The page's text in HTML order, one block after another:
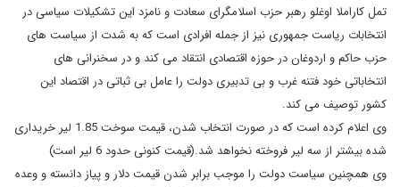
تمل کاراملا اوغلو رهبر حزب اسلامگرای سعادت و نامزد این تشکیلات سیاسی در
انتخابات ریاست جمهوری نیز از جمله افرادی است که به شدت از سیاست های
حزب حاکم و اردوغان در حوزه اقتصادی انتقاد می کند و در سخنرانی های
انتخاباتی خود فتنه غرب و بی تدبیری دولت را عامل بی ثباتی در اقتصاد این
کشور توصیف می کند.
وی اعلام کرده است که در صورت انتخاب شدن، قیمت سوخت 1.85 لیر خریداری
شده بیشتر از سه لیر فروخته نخواهد شد.(قیمت کنونی حدود 6 لیر است)
وی همچنین سیاست دولت را موجب برابر شدن قیمت دلار و پیاز دانسته و وعده